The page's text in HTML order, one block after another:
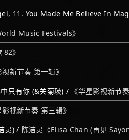
11. You Made Me Believe In
Music Festivals》
》
视新节奏 第一辑》
只有你 (&关菊瑛) / 《华星影视新节
影视新节奏 第三辑》
灵) / 陈洁灵《Elisa Chan (再见